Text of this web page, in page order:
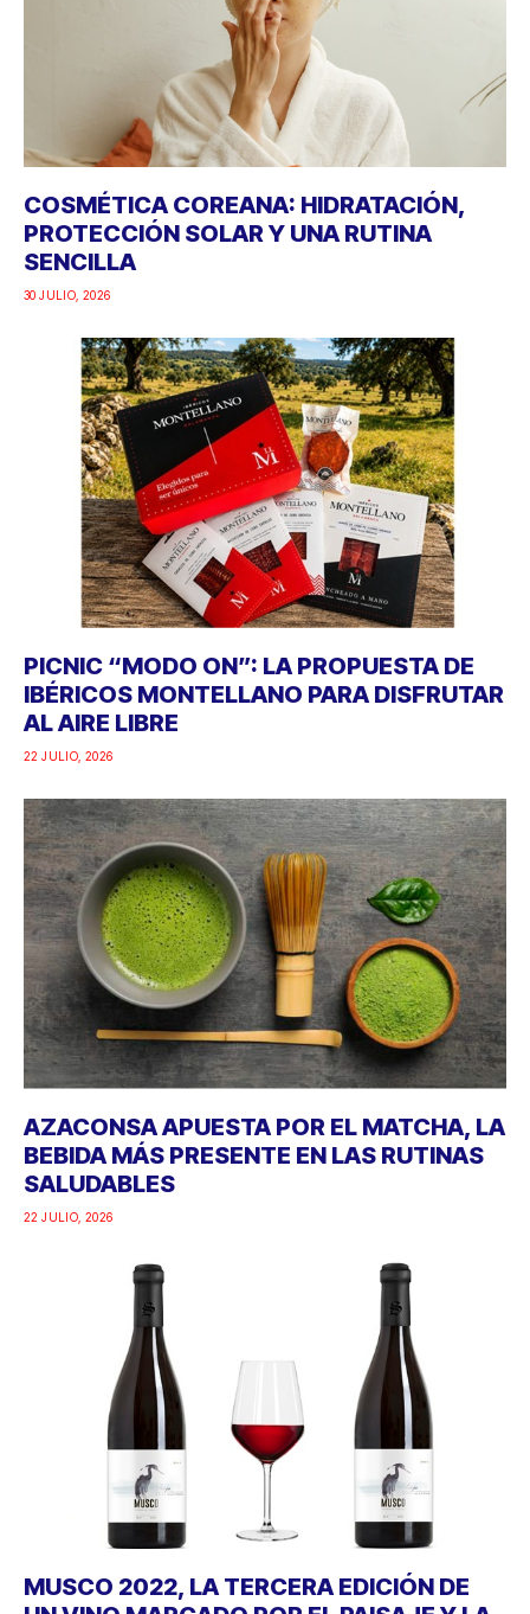
COSMÉTICA COREANA: HIDRATACIÓN,
PROTECCIÓN SOLAR Y UNA RUTINA
SENCILLA
30 JULIO, 2026
PICNIC “MODO ON”: LA PROPUESTA DE
IBÉRICOS MONTELLANO PARA DISFRUTAR
AL AIRE LIBRE
22 JULIO, 2026
AZACONSA APUESTA POR EL MATCHA, LA
BEBIDA MÁS PRESENTE EN LAS RUTINAS
SALUDABLES
22 JULIO, 2026
MUSCO 2022, LA TERCERA EDICIÓN DE